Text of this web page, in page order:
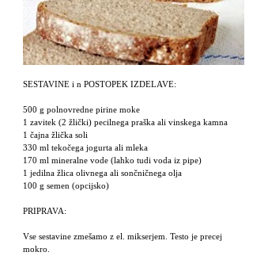
SESTAVINE i n POSTOPEK IZDELAVE:
500 g polnovredne pirine moke
1 zavitek (2 žlički) pecilnega praška ali vinskega kamna
1 čajna žlička soli
330 ml tekočega jogurta ali mleka
170 ml mineralne vode (lahko tudi voda iz pipe)
1 jedilna žlica olivnega ali sončničnega olja
100 g semen (opcijsko)
PRIPRAVA:
Vse sestavine zmešamo z el. mikserjem. Testo je precej
mokro.